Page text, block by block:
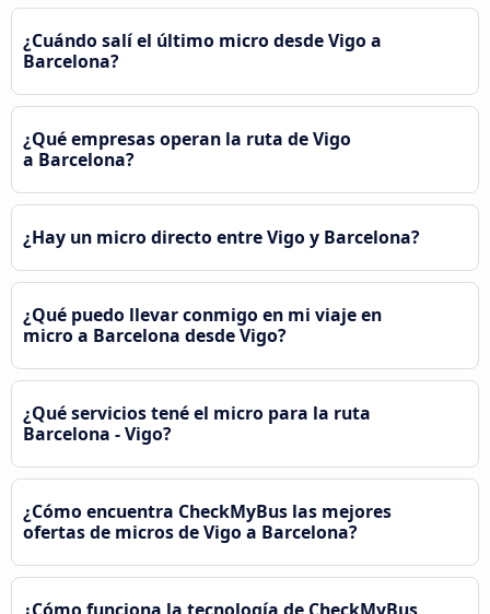
¿Cuándo salí el último micro desde Vigo a
Barcelona?
¿Qué empresas operan la ruta de Vigo
a Barcelona?
¿Hay un micro directo entre Vigo y Barcelona?
¿Qué puedo llevar conmigo en mi viaje en
micro a Barcelona desde Vigo?
¿Qué servicios tené el micro para la ruta
Barcelona - Vigo?
¿Cómo encuentra CheckMyBus las mejores
ofertas de micros de Vigo a Barcelona?